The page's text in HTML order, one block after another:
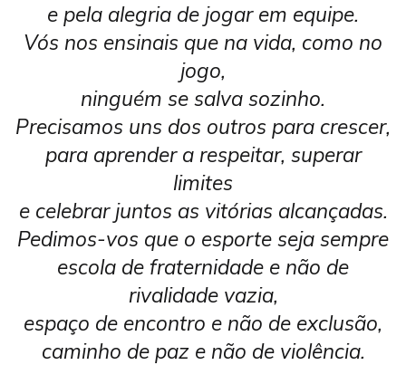
e pela alegria de jogar em equipe.
Vós nos ensinais que na vida, como no
jogo,
ninguém se salva sozinho.
Precisamos uns dos outros para crescer,
para aprender a respeitar, superar
limites
e celebrar juntos as vitórias alcançadas.
Pedimos-vos que o esporte seja sempre
escola de fraternidade e não de
rivalidade vazia,
espaço de encontro e não de exclusão,
caminho de paz e não de violência.